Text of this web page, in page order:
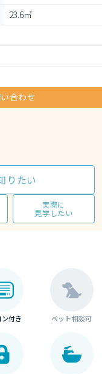
23.6㎡
合わせ
りたい
実際に
見学したい
付き ペット相談可